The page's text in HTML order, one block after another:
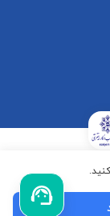
فرهنگ و ارشاد
قوانین جمهوری
گروه استادبانک